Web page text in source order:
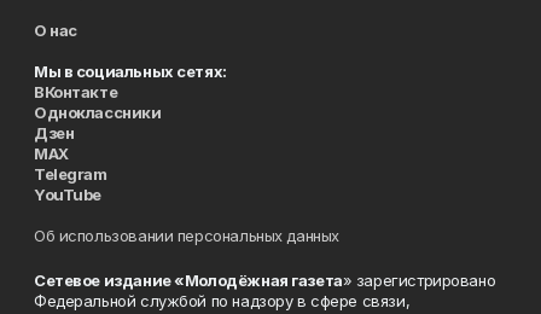
О нас
Мы в социальных сетях:
ВКонтакте
Одноклассники
Дзен
MAX
Telegram
YouTube
Об использовании персональных данных
Сетевое издание «Молодёжная газета» зарегистрировано
Федеральной службой по надзору в сфере связи,